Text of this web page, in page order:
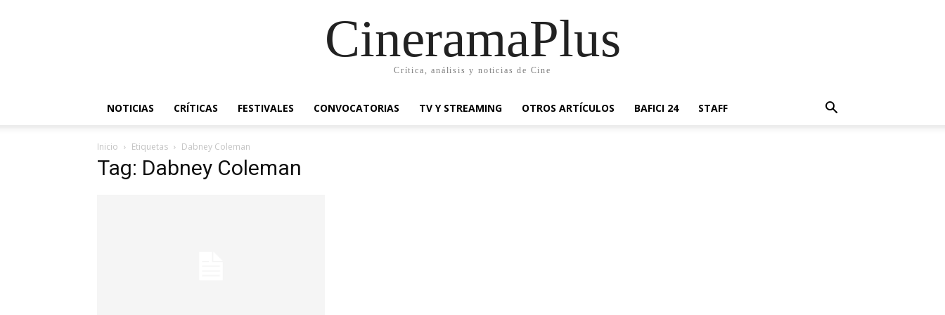
CineramaPlus
Crítica, análisis y noticias de Cine
NOTICIAS CRÍTICAS FESTIVALES CONVOCATORIAS TV Y STREAMING OTROS ARTÍCULOS BAFICI 24 STAFF
Inicio Etiquetas Dabney Coleman
Tag: Dabney Coleman